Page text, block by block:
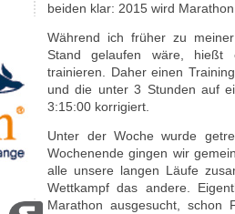
beiden klar: 2015 wird
Während ich früher zu
Stand gelaufen wäre,
trainieren. Daher einen
und die unter 3 Stunden auf
3:15:00 korrigiert.
Unter der Woche wurde
Wochenende gingen wir
alle unsere langen Läufe
Wettkampf das andere.
Marathon ausgesucht,